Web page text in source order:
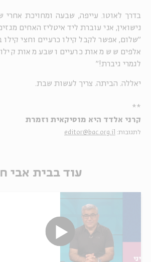
בדרך לאוטו. עייפה, שבעה ומחויכת אחרי
נישואין, אני עוברת ליד איטליז האחים
"שלום, אפשר לקבל קילו כרעיים וחצי
אלפים שש מאות כרעיים ושבע מאות
לגמרי גיברת!"
יאללה. הביתה. צריך לעשות שבת.
**
קרני אלדד היא מוסיקאית וזמרת
לתגובות: editor@bac.org.il
עוד בבית אבי